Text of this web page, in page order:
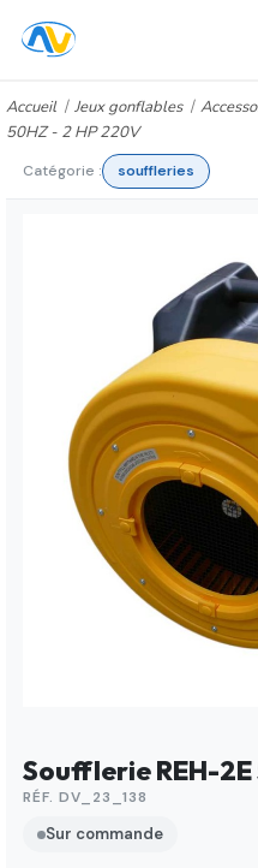
Accueil Jeux gonflables
50HZ - 2 HP 220V
Catégorie : souffleries
Soufflerie REH-
RÉF. DV_23_138
Sur commande